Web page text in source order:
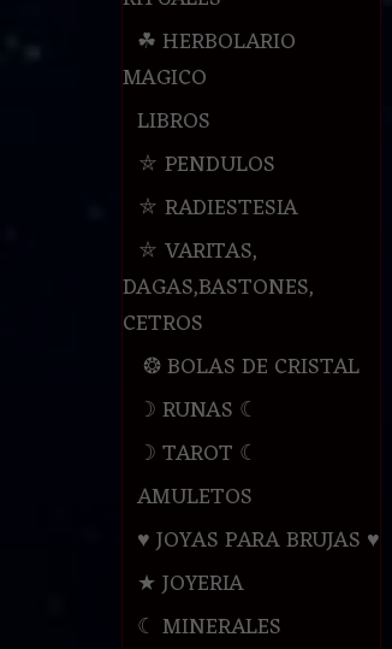
☘ HERBOLARIO
MAGICO
LIBROS
⛤ PENDULOS
⛤ RADIESTESIA
⛤ VARITAS,
DAGAS,BASTONES,
CETROS
❂ BOLAS DE CRISTAL
☽ RUNAS ☾
☽ TAROT ☾
AMULETOS
♥ JOYAS PARA BRUJAS ♥
★ JOYERIA
☾ MINERALES